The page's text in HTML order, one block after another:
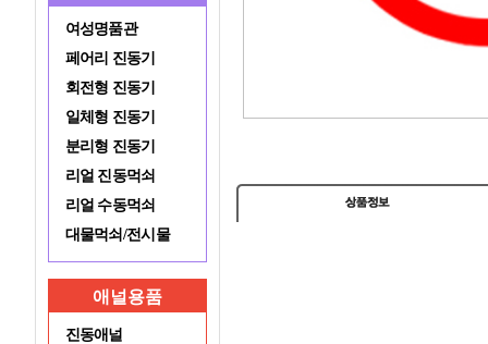
여성명품관
페어리 진동기
회전형 진동기
일체형 진동기
분리형 진동기
리얼 진동먹쇠
리얼 수동먹쇠
대물먹쇠/전시물
애널용품
진동애널